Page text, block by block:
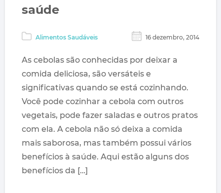
saúde
Alimentos Saudáveis 16 dezembro, 2014
As cebolas são conhecidas por deixar a
comida deliciosa, são versáteis e
significativas quando se está cozinhando.
Você pode cozinhar a cebola com outros
vegetais, pode fazer saladas e outros pratos
com ela. A cebola não só deixa a comida
mais saborosa, mas também possui vários
benefícios à saúde. Aqui estão alguns dos
benefícios da […]